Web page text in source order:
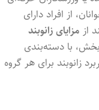
از افراد دارای
از مزایای زانوبند
با دسته‌بندی
زانوبند برای هر گروه